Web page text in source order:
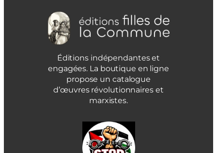
Éditions indépendantes et
engagées. La boutique en ligne
propose un catalogue
d’œuvres révolutionnaires et
marxistes.